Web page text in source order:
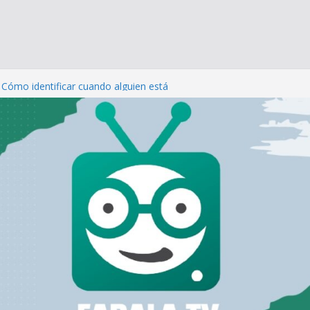
Andrés Caniulef a los 48 años
identificar cuando alguien está
de los enamorados: Cómo San Valentín
a quien está sin pareja
las uñas?
Cuando el dolor emocional se disfraza